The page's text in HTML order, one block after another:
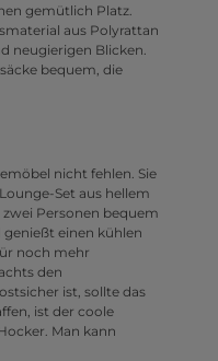
gemütlich Platz.
aus Polyrattan
neugierigen Blicken.
bequem, die
nicht fehlen. Sie
Set aus hellem
Personen bequem
einen kühlen
noch mehr
den
ist, sollte das
ist der coole
Man kann